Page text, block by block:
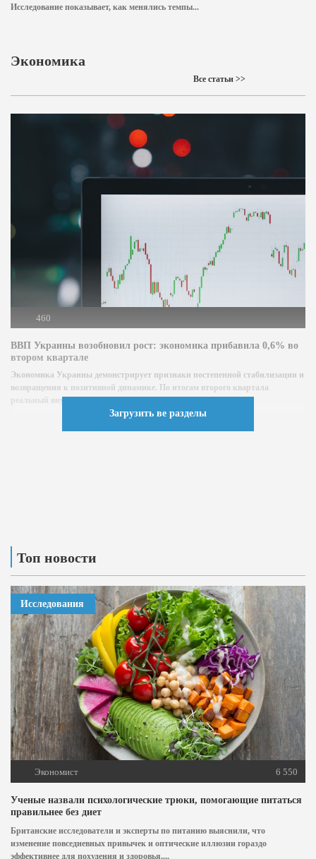
Топ новости
Исследования
Экономист 6 550
Ученые назвали психологические трюки, помогающие питаться
правильнее без диет
Британские исследователи и эксперты по питанию выяснили, что
изменение повседневных привычек и оптические иллюзии гораздо
эффективнее для похудения и здоровья,...
Исследование показывает, как менялись темпы...
Экономика
Все статьи >>
460
ВВП Украины возобновил рост: экономика прибавила 0,6% во
втором квартале
Экономика Украины демонстрирует признаки постепенной стабилизации и
возвращения к позитивной динамике. По итогам второго квартала
реальный внутренний валовой продукт (ВВП)...
Загрузить ве разделы